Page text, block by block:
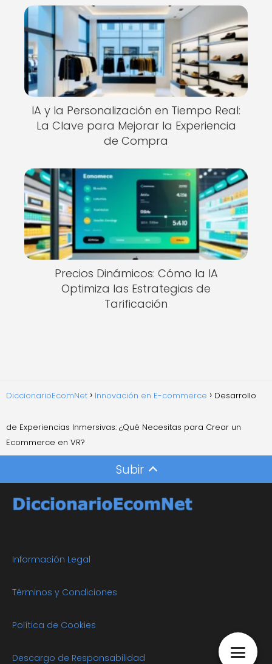
IA y la Personalización en Tiempo Real:
La Clave para Mejorar la Experiencia
de Compra
Precios Dinámicos: Cómo la IA
Optimiza las Estrategias de
Tarificación
DiccionarioEcomNet Innovación en E-commerce Desarrollo
de Experiencias Inmersivas: ¿Qué Necesitas para Crear un
Ecommerce en VR?
Subir
Información Legal
Términos y Condiciones
Política de Cookies
Descargo de Responsabilidad